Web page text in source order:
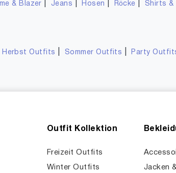
& Blazer Jeans Hosen Röcke Shirts &
Herbst Outfits Sommer Outfits Party
Outfit Kollektion
Freizeit Outfits
Winter Outfits Jacken